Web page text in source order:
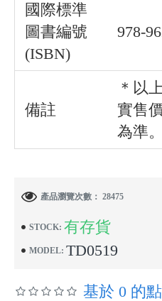
國際標準
圖書編號
(ISBN)
978-
備註
＊以
實售
為準。
STOCK: 有存貨
MODEL: TD0519
產品瀏覽次數： 28475
基於 0 的點